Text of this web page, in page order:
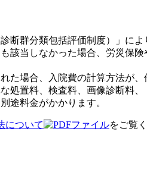
断群分類包括評価制度）」によ
も該当しなかった場合、労災保
た場合、入院費の計算方法が
処置料、検査料、画像診断料
途料金がかかります。
について をご覧